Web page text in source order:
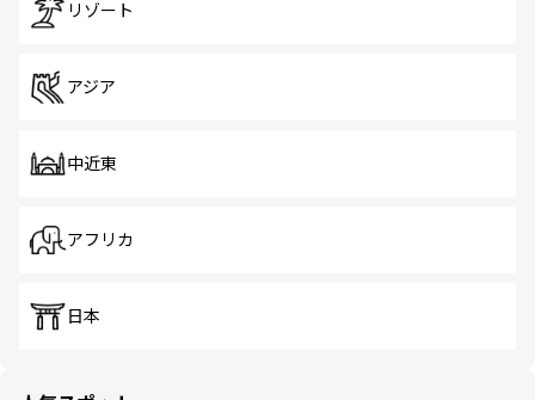
リゾート
アジア
中近東
アフリカ
日本